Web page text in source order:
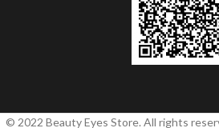
© 2022 Beauty Eyes Store. All rights